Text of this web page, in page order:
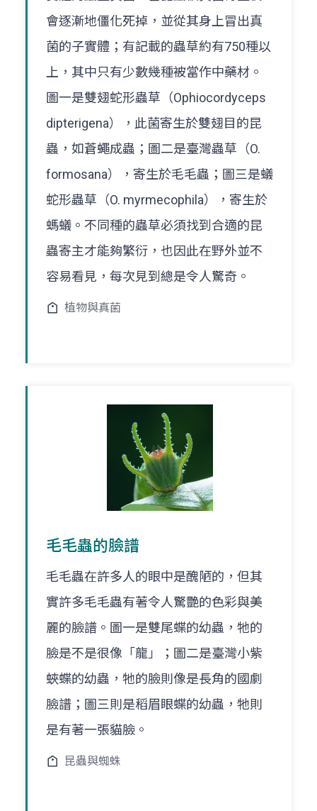
會逐漸地僵化死掉，並從其身上冒出真
菌的子實體；有記載的蟲草約有750種以
上，其中只有少數幾種被當作中藥材。
圖一是雙翅蛇形蟲草（Ophiocordyceps
dipterigena），此菌寄生於雙翅目的昆
蟲，如蒼蠅成蟲；圖二是臺灣蟲草（O.
formosana），寄生於毛毛蟲；圖三是蟻
蛇形蟲草（O. myrmecophila），寄生於
螞蟻。不同種的蟲草必須找到合適的昆
蟲寄主才能夠繁衍，也因此在野外並不
容易看見，每次見到總是令人驚奇。
植物與真菌
毛毛蟲的臉譜
毛毛蟲在許多人的眼中是醜陋的，但其
實許多毛毛蟲有著令人驚艷的色彩與美
麗的臉譜。圖一是雙尾蝶的幼蟲，牠的
臉是不是很像「龍」；圖二是臺灣小紫
蛺蝶的幼蟲，牠的臉則像是長角的國劇
臉譜；圖三則是稻眉眼蝶的幼蟲，牠則
是有著一張貓臉。
昆蟲與蜘蛛